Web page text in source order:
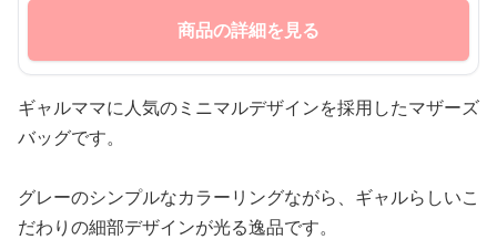
商品の詳細を見る
ギャルママに人気のミニマルデザインを採用したマザーズ
バッグです。
グレーのシンプルなカラーリングながら、ギャルらしいこ
だわりの細部デザインが光る逸品です。